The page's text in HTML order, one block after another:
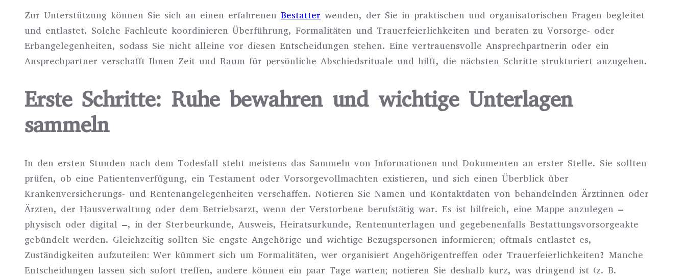
Zur Unterstützung können Sie sich an einen erfahrenen Bestatter wenden, der Sie in praktischen und organisatorischen Fragen begleitet
und entlastet. Solche Fachleute koordinieren Überführung, Formalitäten und Trauerfeierlichkeiten und beraten zu Vorsorge- oder
Erbangelegenheiten, sodass Sie nicht alleine vor diesen Entscheidungen stehen. Eine vertrauensvolle Ansprechpartnerin oder ein
Ansprechpartner verschafft Ihnen Zeit und Raum für persönliche Abschiedsrituale und hilft, die nächsten Schritte strukturiert anzugehen.
Erste Schritte: Ruhe bewahren und wichtige Unterlagen
sammeln
In den ersten Stunden nach dem Todesfall steht meistens das Sammeln von Informationen und Dokumenten an erster Stelle. Sie sollten
prüfen, ob eine Patientenverfügung, ein Testament oder Vorsorgevollmachten existieren, und sich einen Überblick über
Krankenversicherungs- und Rentenangelegenheiten verschaffen. Notieren Sie Namen und Kontaktdaten von behandelnden Ärztinnen oder
Ärzten, der Hausverwaltung oder dem Betriebsarzt, wenn der Verstorbene berufstätig war. Es ist hilfreich, eine Mappe anzulegen –
physisch oder digital –, in der Sterbeurkunde, Ausweis, Heiratsurkunde, Rentenunterlagen und gegebenenfalls Bestattungsvorsorgeakte
gebündelt werden. Gleichzeitig sollten Sie engste Angehörige und wichtige Bezugspersonen informieren; oftmals entlastet es,
Zuständigkeiten aufzuteilen: Wer kümmert sich um Formalitäten, wer organisiert Angehörigentreffen oder Trauerfeierlichkeiten? Manche
Entscheidungen lassen sich sofort treffen, andere können ein paar Tage warten; notieren Sie deshalb kurz, was dringend ist (z. B.